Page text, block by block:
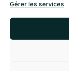
Gérer les services